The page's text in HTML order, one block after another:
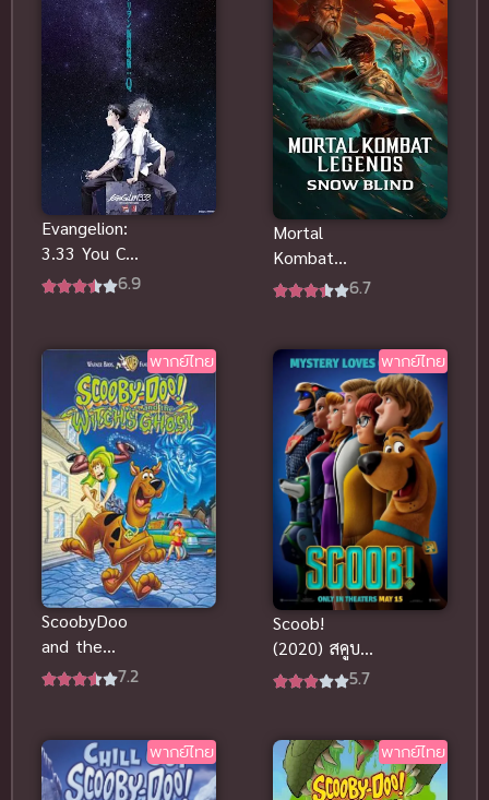
Evangelion:
3.33 You Can
(Not) Redo6.9
Mortal
Kombat
Legends
ไทยดูฟรีออน
ไลน์
6.7
พากย์ไทย
ScoobyDoo
and the
Witch’s
แม่มดปีศาจ
7.2
พากย์ไทย
Scoob!
(2020) สคูบ!
พากย์ไทยดู
นะจ๊ะ
5.7
พากย์ไทย พากย์ไทย